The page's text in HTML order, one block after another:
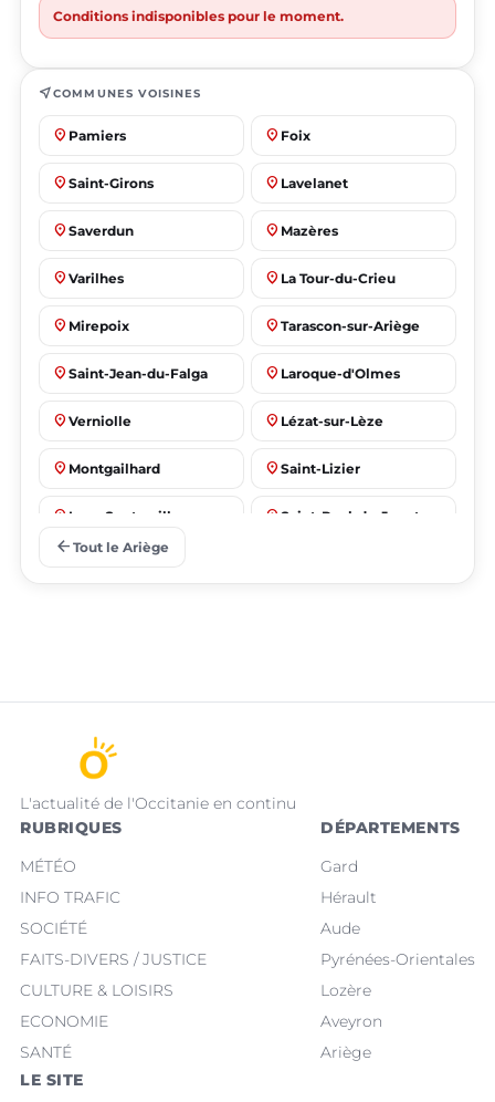
Conditions indisponibles pour le moment.
near_meCOMMUNES VOISINES
place Pamiers place Foix
place Saint-Girons place Lavelanet
place Saverdun place Mazères
place Varilhes place La Tour-du-Crieu
place Mirepoix place Tarascon-sur-Ariège
place Saint-Jean-du-Falga place Laroque-d'Olmes
place Verniolle place Lézat-sur-Lèze
place Montgailhard place Saint-Lizier
place Lorp-Sentaraille place Saint-Paul-de-Jarrat
arrow_back Tout le Ariège
L'actualité de l'Occitanie en continu
RUBRIQUES
MÉTÉO
INFO TRAFIC
SOCIÉTÉ
FAITS-DIVERS / JUSTICE
CULTURE & LOISIRS
ECONOMIE
SANTÉ
DÉPARTEMENTS
Gard
Hérault
Aude
Pyrénées-Orientales
Lozère
Aveyron
Ariège
LE SITE